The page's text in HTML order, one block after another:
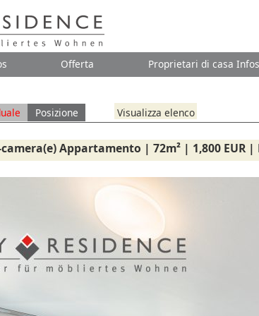
Offerta Proprietari di casa Infos
Posizione Visualizza elenco
Appartamento | 72m² | 1,800 EUR